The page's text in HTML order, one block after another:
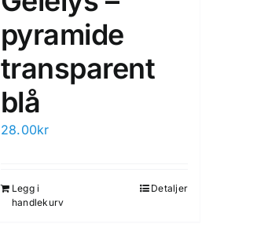
pyramide
transparent
blå
28.00kr
Legg i
handlekurv
Detaljer